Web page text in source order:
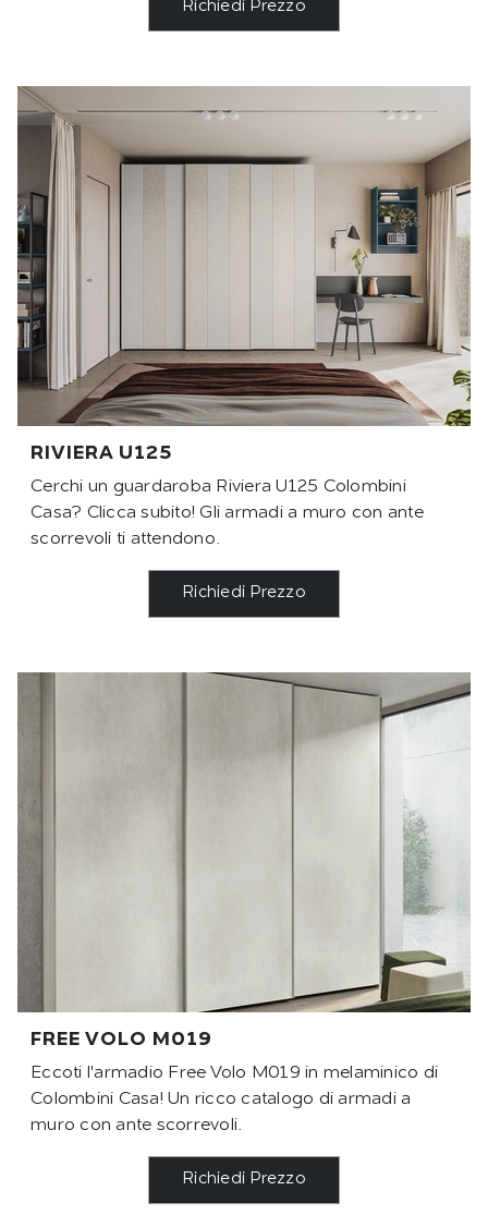
Richiedi Prezzo
RIVIERA U125
Cerchi un guardaroba Riviera U125 Colombini
Casa? Clicca subito! Gli armadi a muro con ante
scorrevoli ti attendono.
Richiedi Prezzo
FREE VOLO M019
Eccoti l'armadio Free Volo M019 in melaminico di
Colombini Casa! Un ricco catalogo di armadi a
muro con ante scorrevoli.
Richiedi Prezzo